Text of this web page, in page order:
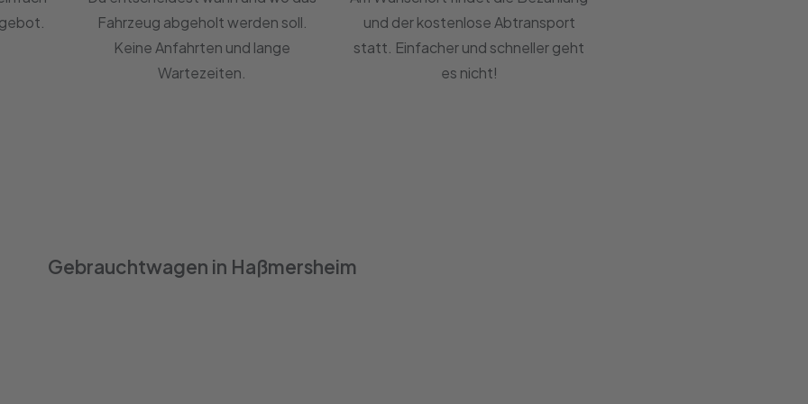
Fahrzeug abgeholt werden soll.
Keine Anfahrten und lange
Wartezeiten.
und der kostenlose Abtransport
statt. Einfacher und schneller geht
es nicht!
Gebrauchtwagen in Haßmersheim